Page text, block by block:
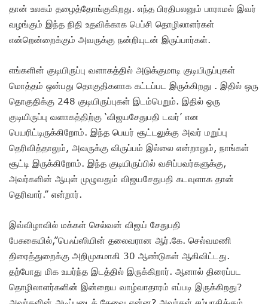
தான் உலகம் தழைத்தோங்குகிறது. எந்த பிரதிபலனும் பாராமல் இவர்
வழங்கும் இந்த நிதி உதவிக்காக பெப்சி தொழிலாளர்கள்
என்றென்றைக்கும் அவருக்கு நன்றியுடன் இருப்பார்கள்.
எங்களின் குடியிருப்பு வளாகத்தில் அடுக்குமாடி குடியிருப்புகள்
மொத்தம் ஒன்பது தொகுதிகளாக கட்டப்பட இருக்கிறது . இதில் ஒரு
தொகுதிக்கு 248 குடியிருப்புகள் இடம்பெறும். இதில் ஒரு
குடியிருப்பு வளாகத்திற்கு ‘விஜயசேதுபதி டவர்’ என
பெயரிட்டிருக்கிறோம். இந்த பெயர் சூட்டலுக்கு அவர் மறுப்பு
தெரிவித்தாலும், அவருக்கு விருப்பம் இல்லை என்றாலும், நாங்கள்
சூட்டி இருக்கிறோம். இந்த குடியிருப்பில் வசிப்பவர்களுக்கு,
அவர்களின் ஆயுள் முழுவதும் விஜயசேதுபதி கடவுளாக தான்
தெரிவார்.” என்றார்.
இவ்விழாவில் மக்கள் செல்வன் விஜய் சேதுபதி
பேசுகையில்,”பெஃப்ஸியின் தலைவரான ஆர்.கே. செல்வமணி
திரைத்துறைக்கு அறிமுகமாகி 30 ஆண்டுகள் ஆகிவிட்டது.
தற்போது மிக உயர்ந்த இடத்தில் இருக்கிறார். ஆனால் திரைப்பட
தொழிலாளர்களின் இன்றைய வாழ்வாதாரம் எப்படி இருக்கிறது?